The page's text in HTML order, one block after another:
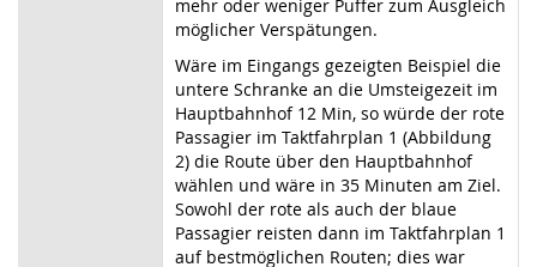
mehr oder weniger Puffer zum Ausgleich
möglicher Verspätungen.
Wäre im Eingangs gezeigten Beispiel die
untere Schranke an die Umsteigezeit im
Hauptbahnhof 12 Min, so würde der rote
Passagier im Taktfahrplan 1 (Abbildung
2) die Route über den Hauptbahnhof
wählen und wäre in 35 Minuten am Ziel.
Sowohl der rote als auch der blaue
Passagier reisten dann im Taktfahrplan 1
auf bestmöglichen Routen; dies war